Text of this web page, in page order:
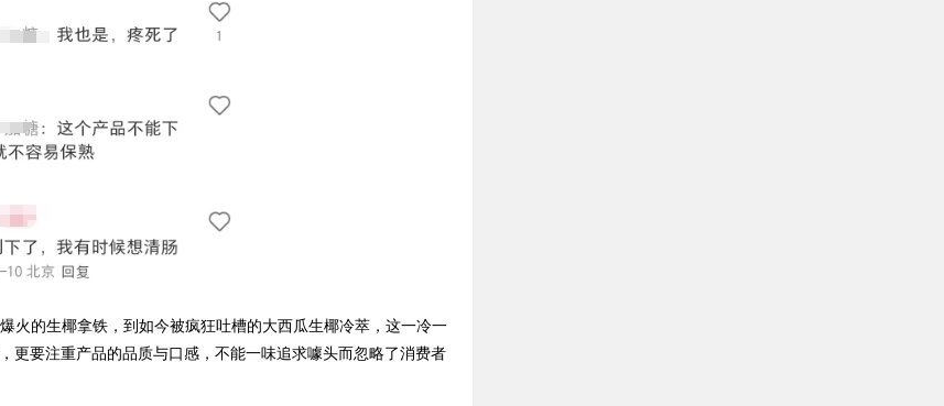
火的生椰拿铁，到如今被疯狂吐槽的大西瓜生椰冷萃，这一冷一
更要注重产品的品质与口感，不能一味追求噱头而忽略了消费者